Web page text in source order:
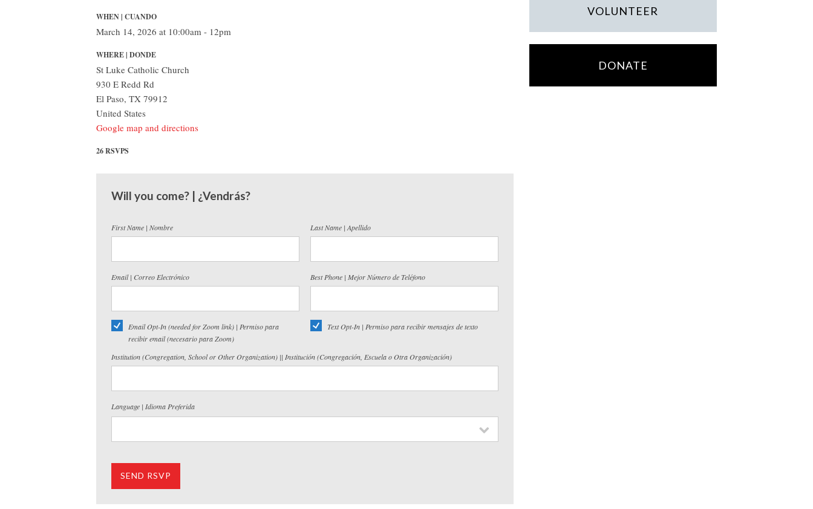
WHEN | CUANDO
March 14, 2026 at 10:00am - 12pm
WHERE | DONDE
St Luke Catholic Church
930 E Redd Rd
El Paso, TX 79912
United States
Google map and directions
26 RSVPS
Will you come? | ¿Vendrás?
First Name | Nombre Last Name | Apellido
Email | Correo Electrónico Best Phone | Mejor Número de Teléfono
Email Opt-In (needed for Zoom link) | Permiso para
recibir email (necesario para Zoom)
Text Opt-In | Permiso para recibir mensajes de texto
Institution (Congregation, School or Other Organization) || Institución (Congregación, Escuela o Otra Organización)
Language | Idioma Preferida
VOLUNTEER
DONATE